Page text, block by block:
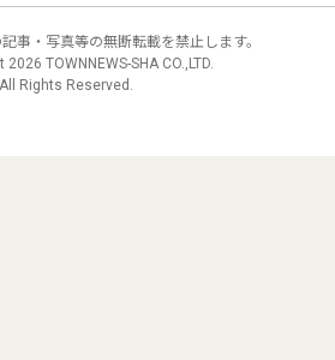
事・写真等の無断転載を禁止します。
2026 TOWNNEWS-SHA CO.,LTD.
All Rights Reserved.